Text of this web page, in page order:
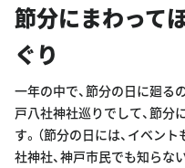
節分にまわって
ぐり
一年の中で、節分の日に廻る
戸八社神社巡りでして、節分
す。（節分の日には、イベン
社神社、神戸市民でも知らな